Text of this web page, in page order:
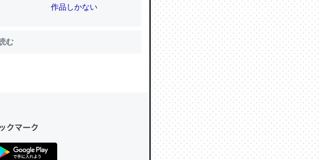
ル導入でコミュニケーションが劇的に変化し
ル導入でコミュニケーションが劇的に変化し
む